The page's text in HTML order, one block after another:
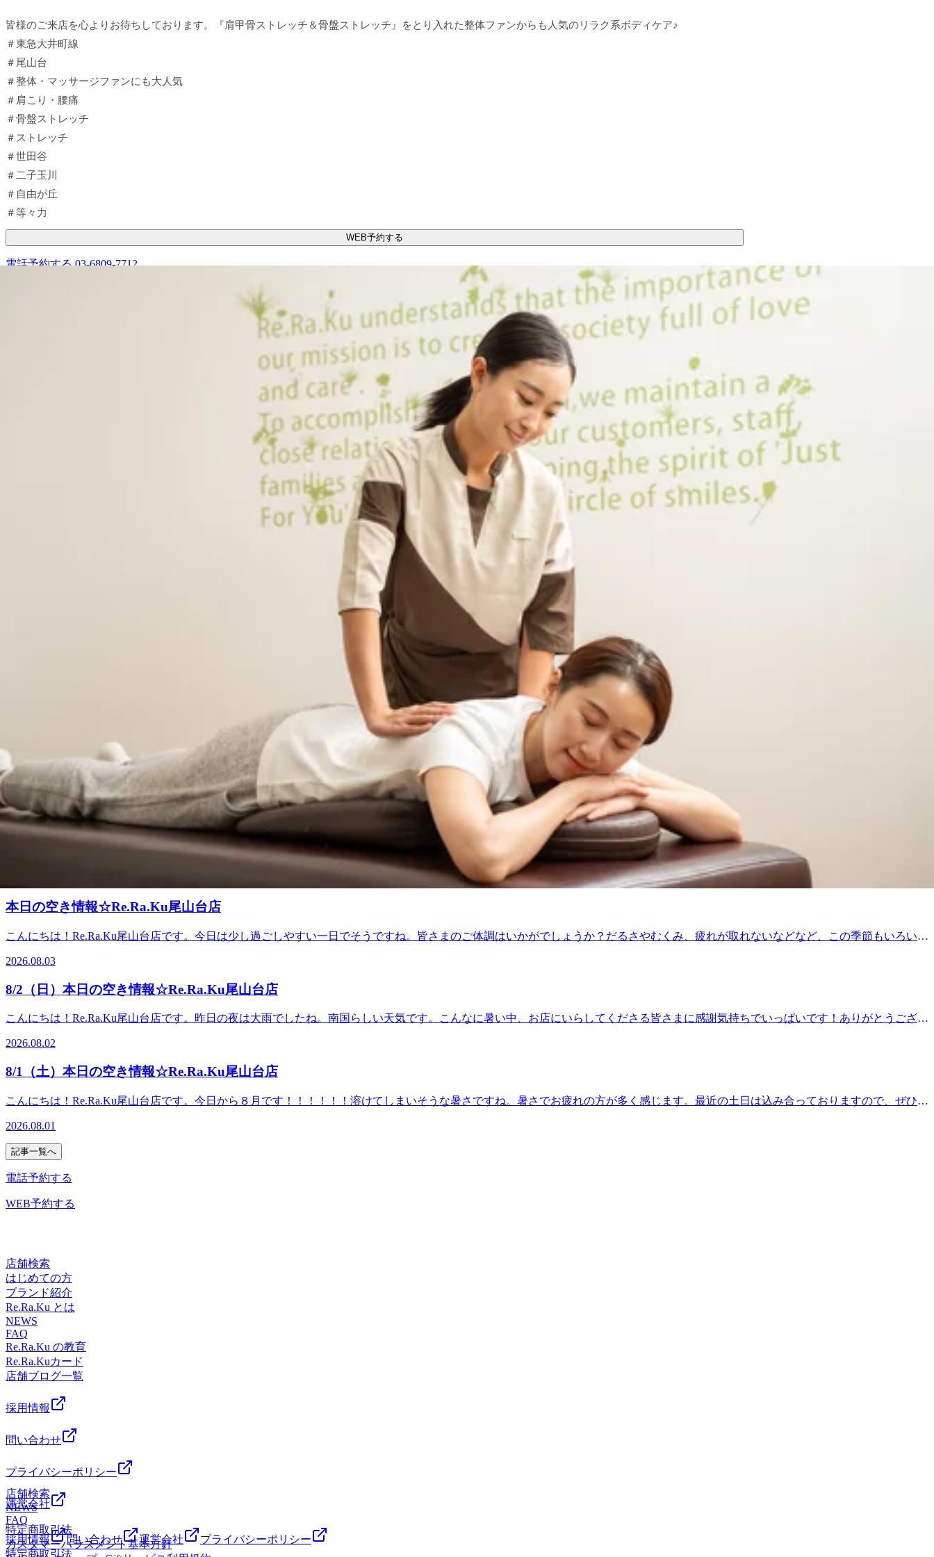
皆様のご来店を心よりお待ちしております。『肩甲骨ストレッチ＆骨盤ストレッチ』をとり入れた整体ファンからも人気のリラク系ボディケア♪
＃東急大井町線
＃尾山台
＃整体・マッサージファンにも大人気
＃肩こり・腰痛
＃骨盤ストレッチ
＃ストレッチ
＃世田谷
＃二子玉川
＃自由が丘
＃等々力
WEB予約する
電話予約する03-6809-7712
8/7（金）本日の空き情報☆Re.Ra.Ku尾山台店
こんにちは！Re.Ra.Ku尾山台店です。本日は、少し風は吹いていますがカラッとした天気で気持ちいですね♪お散歩のついでにお立ち寄りください！今日も笑顔で皆さまのご来店をお待
ちしております＾＾♪★。☆。★。☆。★。☆。★。☆。★。☆。★。☆。★．．．【本日の空き情報】本日はソガ・ツカサ・ナカムラが出勤しております。１4：0０ からご案内でき
るお時間がございます！ご予約お待ちしております。※ご予約状況はその都度変化致しますのでご注意ください。．．．★。☆。★。☆。★。☆。★。☆。★。☆。★。☆。★．．．
『肩甲骨ストレッチ＆骨盤ストレッチ』をとり入れた整体ファンからも人気のリラク系ボディケア♪マッサージとは違うボディケアで、お身体リフレッシュ♪Re.Ra.Ku 尾山台店＃東急大
井町線＃尾山台＃整体・マッサージファンにも大人気＃肩こり・腰痛＃骨盤ストレッチ＃ストレッチ＃リフレクソロジー＃PayPay
本日もたくさんのご来店ありがとうございました。明日は12時30分～ご案内できます。皆様のご来店を心よりお待ちしております。『肩甲骨ストレッチ＆骨盤ストレッチ』をとり入れた
整体ファンからも人気のリラク系ボディケア♪ ＃東急大井町線 ＃尾山台 ＃整体・マッサージファンにも大人気 ＃肩こり・腰痛 ＃骨盤ストレッチ ＃ストレッチ ＃世田谷＃二子玉川＃自
8/6（木）☆Re.Ra.Ku尾山台店本日の空き情報
こんにちは！Re.Ra.Ku尾山台店です。尾山台付近は昨夜からの雨が上がって今日は蒸し暑くなる予報です。週の後半、あと一頑張りですね。今日も笑顔で皆さまのご来店をお待ちしてお
ります＾＾♪．．．★。☆。★。☆。★。☆。★。☆。★。☆。★。☆。★．．．【本日の空き情報】本日はナカダ・ヤマギワ・ナカムラ・が出勤しております。１1：３０ からご案内
できるお時間がございます！ブログ画像ご予約お待ちしております。※ご予約状況はその都度変化致しますのでご注意ください。．．．★。☆。★。☆。★。☆。★。☆。★。☆。★。
☆。★．．．『肩甲骨ストレッチ＆骨盤ストレッチ』をとり入れた整体ファンからも人気のリラク系ボディケア♪マッサージとは違うボディケアで、お身体リフレッシュ♪Re.Ra.Ku 尾山
台店＃東急大井町線＃尾山台＃整体・マッサージファンにも大人気＃肩こり・腰痛＃骨盤ストレッチ＃ストレッチ＃リフレクソロジー＃PayPay
本日もたくさんのご来店ありがとうございました。明日は11時30分～ご案内できます。皆様のご来店を心よりお待ちしております。『肩甲骨ストレッチ＆骨盤ストレッチ』をとり入れた
整体ファンからも人気のリラク系ボディケア♪ ＃東急大井町線 ＃尾山台 ＃整体・マッサージファンにも大人気 ＃肩こり・腰痛 ＃骨盤ストレッチ ＃ストレッチ ＃世田谷＃二子玉川＃自
こんにちは！Re.Ra.Ku尾山台店です。今朝は少し涼しい風が吹いていましたね。大井町線の線路沿いにはススキの穂が揺れています。夏はまだまだこれからですが、季節は確実に移り変
わっていますね。中と外との寒暖差や蒸し暑さからのだるさや不調も多くなりますが、そんな時にはホッと、リラックスしてもませんか？今日も笑顔で皆さまのご来店をお待ちしており
ます＾＾♪．．．★。☆。★。☆。★。☆。★。☆。★。☆。★。☆。★．．．【本日の空き情報】本日はナカダ・ツカサが出勤しております。１２：３０ からご案内できるお時間が
ございます！ブログ画像ご予約お待ちしております。※ご予約状況はその都度変化致しますのでご注意ください。．．．★。☆。★。☆。★。☆。★。☆。★。☆。★。☆。★．．．
『肩甲骨ストレッチ＆骨盤ストレッチ』をとり入れた整体ファンからも人気のリラク系ボディケア♪マッサージとは違うボディケアで、お身体リフレッシュ♪Re.Ra.Ku 尾山台店＃東急大
井町線＃尾山台＃整体・マッサージファンにも大人気＃肩こり・腰痛＃骨盤ストレッチ＃ストレッチ＃リフレクソロジー＃PayPay
本日もご来店ありがとうございました☆明日のご案内☆
本日もたくさんのご来店ありがとうございました。明日は12時30分～ご案内できます。皆様のご来店を心よりお待ちしております。『肩甲骨ストレッチ＆骨盤ストレッチ』をとり入れた
整体ファンからも人気のリラク系ボディケア♪ ＃東急大井町線 ＃尾山台 ＃整体・マッサージファンにも大人気 ＃肩こり・腰痛 ＃骨盤ストレッチ ＃ストレッチ ＃世田谷＃二子玉川＃自
由が丘＃等々力
2026.08.04
本日もご来店ありがとうございました。
本日もたくさんのご来店ありがとうございました。明日は１0時３０分～ご案内できます。皆様のご来店を心よりお待ちしております。『肩甲骨ストレッチ＆骨盤ストレッチ』をとり入
れた整体ファンからも人気のリラク系ボディケア♪ ＃東急大井町線 ＃尾山台 ＃整体・マッサージファンにも大人気 ＃肩こり・腰痛 ＃骨盤ストレッチ ＃ストレッチ ＃世田谷＃二子玉川
本日の空き情報☆Re.Ra.Ku尾山台店
こんにちは！Re.Ra.Ku尾山台店です。今日は少し過ごしやすい一日でそうですね。皆さまのご体調はいかがでしょうか？だるさやむくみ、疲れが取れないなどなど、この季節もいろいろ
★。☆。★。☆。★．．．【本日の空き情報】本日はナカムラ・・ヤマギワが出勤しております。12：20からご案内できるお時間がございます！ご予約お待ちしております。※ご予約状
況はその都度変化致しますのでご注意ください。．．．★。☆。★。☆。★。☆。★。☆。★。☆。★。☆。★．．．『肩甲骨ストレッチ＆骨盤ストレッチ』をとり入れた整体ファンか
らも人気のリラク系ボディケア♪マッサージとは違うボディケアで、お身体リフレッシュ♪Re.Ra.Ku 尾山台店＃東急大井町線＃尾山台＃整体・マッサージファンにも大人気＃肩こり・腰
2026.08.03
8/2（日）本日の空き情報☆Re.Ra.Ku尾山台店
こんにちは！Re.Ra.Ku尾山台店です。昨日の夜は大雨でしたね。南国らしい天気です。こんなに暑い中、お店にいらしてくださる皆さまに感謝気持ちでいっぱいです！ありがとうござい
元気に夏を乗り切りましょう☆今日も笑顔で皆さまのご来店をお待ちしております＾＾♪ ．．．★。☆。★。☆。★。☆。★。☆。★。☆。★。☆。★．．．【本日の空き情報】本日は
ナカダ・ヤマギワ・ナカムラ・キンジョウが出勤しております。15：30からご案内できるお時間がございます！ご予約お待ちしております。※ご予約状況はその都度変化致しますのでご
注意ください。．．．★。☆。★。☆。★。☆。★。☆。★。☆。★。☆。★．．．『肩甲骨ストレッチ＆骨盤ストレッチ』をとり入れた整体ファンからも人気のリラク系ボディケア♪
＃リフレクソロジー＃PayPay
2026.08.02
8/1（土）本日の空き情報☆Re.Ra.Ku尾山台店
こんにちは！Re.Ra.Ku尾山台店です。今日から８月です！！！！！！溶けてしまいそうな暑さですね。暑さでお疲れの方が多く感じます。最近の土日は込み合っておりますので、ぜひ早
まのご来店をお待ちしております＾＾♪ ．．．★。☆。★。☆。★。☆。★。☆。★。☆。★。☆。★．．．【本日の空き情報】本日はナカダ・ナカムラ・キンジョウが出勤しておりま
す。17：30からご案内できるお時間がございます！ご予約お待ちしております。※ご予約状況はその都度変化致しますのでご注意ください。．．．★。☆。★。☆。★。☆。★。☆。
★。☆。★。☆。★．．．『肩甲骨ストレッチ＆骨盤ストレッチ』をとり入れた整体ファンからも人気のリラク系ボディケア♪マッサージとは違うボディケアで、お身体リフレッシュ
♪Re.Ra.Ku 尾山台店＃東急大井町線＃尾山台＃整体・マッサージファンにも大人気＃肩こり・腰痛＃骨盤ストレッチ＃ストレッチ＃リフレクソロジー＃PayPay
2026.08.01
記事一覧へ
電話予約する
WEB予約する
店舗検索
はじめての方
ブランド紹介
Re.Ra.Ku とは
NEWS
FAQ
Re.Ra.Ku の教育
Re.Ra.Kuカード
店舗ブログ一覧
採用情報
問い合わせ
プライバシーポリシー
運営会社
特定商取引法
カスタマーハラスメント基本方針
店舗検索
NEWS
FAQ
採用情報
問い合わせ 運営会社
プライバシーポリシー
特定商取引法